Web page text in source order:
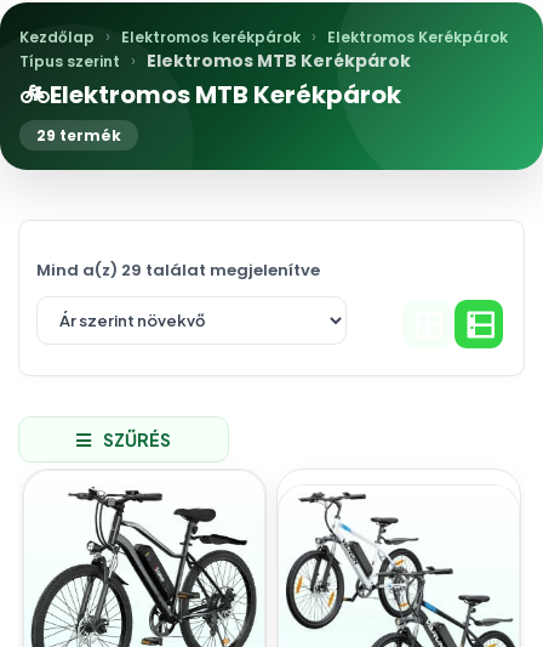
Kezdőlap › Elektromos kerékpárok ›
Elektromos Kerékpárok
Típus szerint
› Elektromos MTB Kerékpárok
🚲Elektromos MTB Kerékpárok
29 termék
Mind a(z) 29 találat megjelenítve
SZŰRÉS